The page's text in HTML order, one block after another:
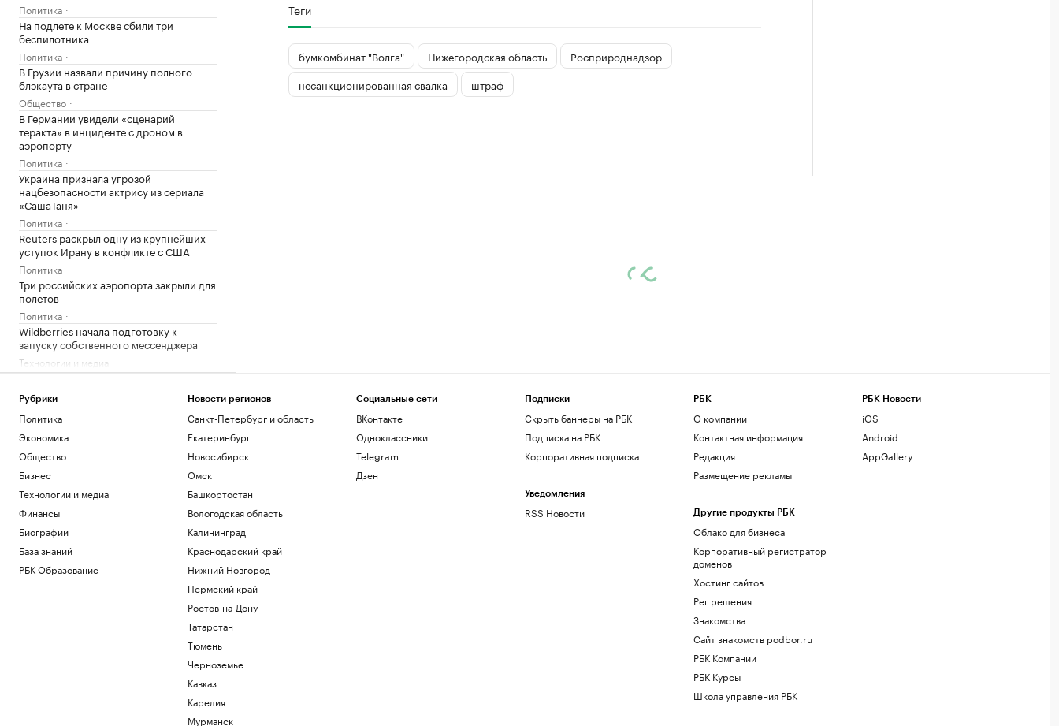
Политика
На подлете к Москве сбили три
беспилотника
Политика
В Грузии назвали причину полного
блэкаута в стране
Общество
В Германии увидели «сценарий
теракта» в инциденте с дроном в
аэропорту
Политика
Украина признала угрозой
нацбезопасности актрису из сериала
«СашаТаня»
Политика
Reuters раскрыл одну из крупнейших
уступок Ирану в конфликте с США
Политика
Три российских аэропорта закрыли для
полетов
Политика
Wildberries начала подготовку к
запуску собственного мессенджера
Технологии и медиа
США потребуют от ряда иммигрантов
Политика
Adidas извинился за обилие розовых
бутс на ЧМ-26, назвав это совпадением
Спорт
Игрока «Зенита» госпитализировали
после удара локтем в матче Кубка
России
Спорт
Росстандарт запретил продажу
Zoomlion
Бизнес
Затраты на строительство ТЭС для
БАМа и Сухого Лога выросли на треть
Теги
бумкомбинат "Волга" Нижегородская область
Росприроднадзор
несанкционированная свалка
штраф
Рубрики
Политика
Экономика
Общество
Бизнес
Технологии и медиа
Финансы
Биографии
База знаний
РБК Образование
Новости регионов
Санкт-Петербург и область
Екатеринбург
Новосибирск
Омск
Башкортостан
Вологодская область
Калининград
Краснодарский край
Нижний Новгород
Пермский край
Ростов-на-Дону
Татарстан
Тюмень
Черноземье
Кавказ
Карелия
Мурманск
Социальные сети
ВКонтакте
Одноклассники
Telegram
Дзен
Подписки
Скрыть баннеры на РБК
Подписка на РБК
Корпоративная подписка
Уведомления
RSS Новости
РБК
О компании
Контактная информация
Редакция
Размещение рекламы
Другие продукты РБК
Облако для бизнеса
Корпоративный регистратор
доменов
Хостинг сайтов
Рег.решения
Знакомства
Сайт знакомств podbor.ru
РБК Компании
РБК Курсы
Школа управления РБК
РБК Новости
iOS
Android
AppGallery